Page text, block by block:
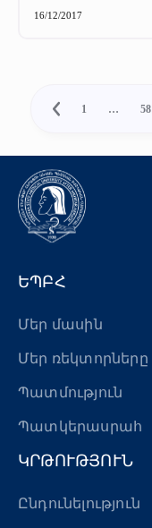
16/12/2017
1 … 58
ԵՊԲՀ
Մեր մասին
Մեր ռեկտորները
Պատմություն
Պատկերասրահ
ԿՐԹՈՒԹՅՈՒՆ
Ընդունելություն